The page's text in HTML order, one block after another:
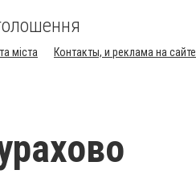
міста Контакты, и реклама на сайте